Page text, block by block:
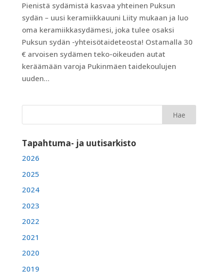
Pienistä sydämistä kasvaa yhteinen Puksun
sydän – uusi keramiikkauuni Liity mukaan ja luo
oma keramiikkasydämesi, joka tulee osaksi
Puksun sydän -yhteisötaideteosta! Ostamalla 30
€ arvoisen sydämen teko-oikeuden autat
keräämään varoja Pukinmäen taidekoulujen
uuden...
Tapahtuma- ja uutisarkisto
2026
2025
2024
2023
2022
2021
2020
2019